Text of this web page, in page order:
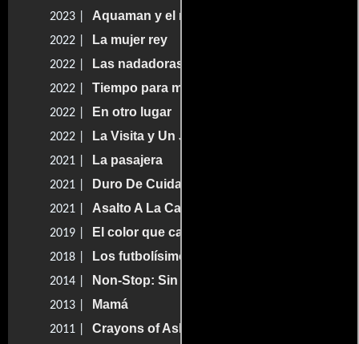
2023 | Aquaman y el reino perdido
2022 | La mujer rey
2022 | Las nadadoras
2022 | Tiempo para mí
2022 | En otro lugar
2022 | La Visita y Un Jardín secreto
2021 | La pasajera
2021 | Duro De Cuidar 2
2021 | Asalto A La Casa De Moneda
2019 | El color que cayó del cielo
2018 | Los futbolísimos
2014 | Non-Stop: Sin escalas
2013 | Mamá
2011 | Crayons of Askalan